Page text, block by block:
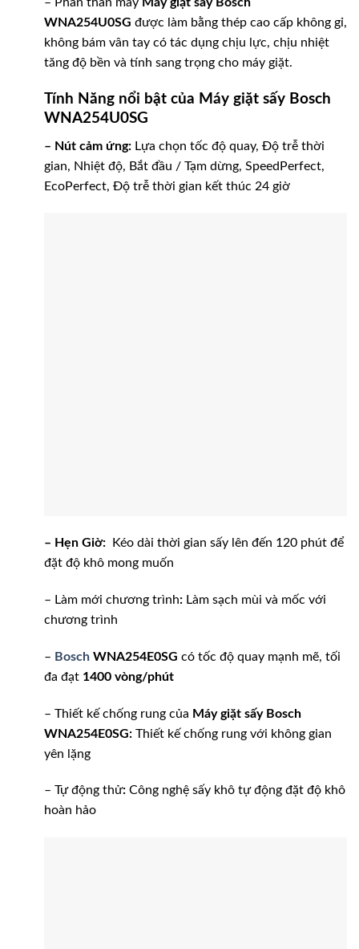
WNA254U0SG được làm bằng thép cao cấp không gỉ,
không bám vân tay có tác dụng chịu lực, chịu nhiệt
tăng độ bền và tính sang trọng cho máy giặt.
Tính Năng nổi bật của Máy giặt sấy Bosch
WNA254U0SG
– Nút cảm ứng: Lựa chọn tốc độ quay, Độ trễ thời
gian, Nhiệt độ, Bắt đầu / Tạm dừng, SpeedPerfect,
EcoPerfect, Độ trễ thời gian kết thúc 24 giờ
– Hẹn Giờ:
Kéo dài thời gian sấy lên đến 120 phút để
đặt độ khô mong muốn
– Làm mới chương trình: Làm sạch mùi và mốc với
chương trình
– Bosch WNA254E0SG có tốc độ quay mạnh mẽ, tối
đa đạt 1400 vòng/phút
– Thiết kế chống rung của Máy giặt sấy Bosch
WNA254E0SG: Thiết kế chống rung với không gian
yên lặng
– Tự động thử: Công nghệ sấy khô tự động đặt độ khô
hoàn hảo